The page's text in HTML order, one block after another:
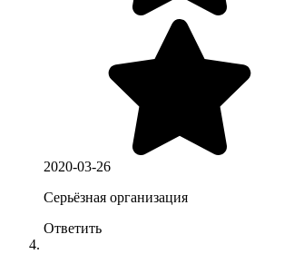
2020-03-26
Серьёзная организация
Ответить